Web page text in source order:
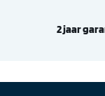
2 jaar